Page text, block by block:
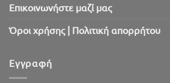
Επικοινωνήστε μαζί μας
Όροι χρήσης | Πολιτική απορρήτου
Εγγραφή